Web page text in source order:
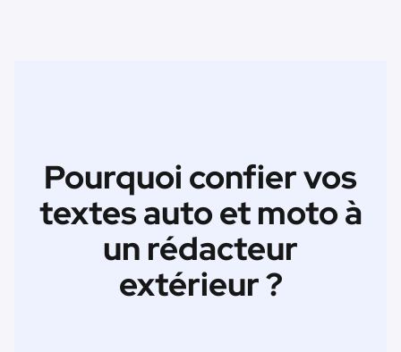
Pourquoi confier vos
textes auto et moto à
un rédacteur
extérieur ?